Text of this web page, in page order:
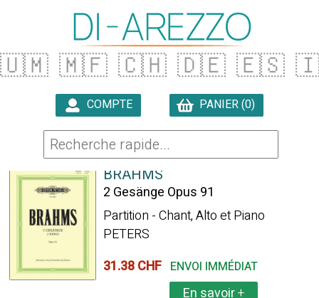
🇺🇲 🇲🇫 🇨🇭 🇩🇪 🇪🇸
COMPTE PANIER (0)
19 ARTICLES TROUVÉS
BRAHMS
2 Gesänge Opus 91
Partition - Chant, Alto et Piano
PETERS
31.38 CHF ENVOI IMMÉDIAT
En savoir+